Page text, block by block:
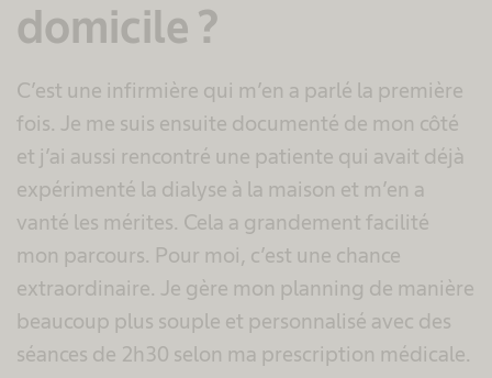
domicile ?
C’est une infirmière qui m’en a parlé la première
fois. Je me suis ensuite documenté de mon côté
et j’ai aussi rencontré une patiente qui avait déjà
expérimenté la dialyse à la maison et m’en a
vanté les mérites. Cela a grandement facilité
mon parcours. Pour moi, c’est une chance
extraordinaire. Je gère mon planning de manière
beaucoup plus souple et personnalisé avec des
séances de 2h30 selon ma prescription médicale.